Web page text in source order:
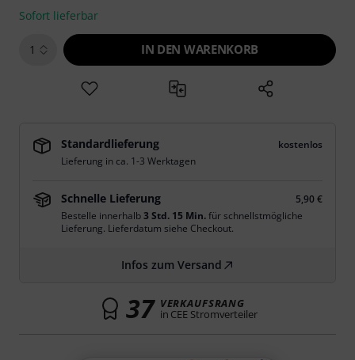
Sofort lieferbar
1 IN DEN WARENKORB
Standardlieferung
kostenlos
Lieferung in ca. 1-3 Werktagen
Schnelle Lieferung
5,90 €
Bestelle innerhalb3 Std. 15 Min.für schnellstmögliche
Lieferung. Lieferdatum siehe Checkout.
Infos zum Versand
37 VERKAUFSRANG
in CEE Stromverteiler